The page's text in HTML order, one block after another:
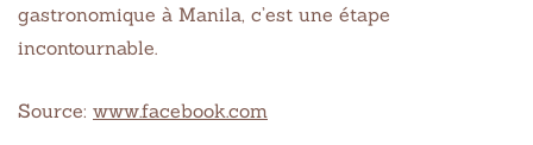
gastronomique à Manila, c’est une étape
incontournable.
Source: www.facebook.com